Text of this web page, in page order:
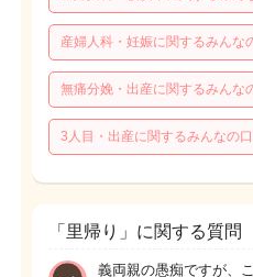
産婦人科・妊娠に関するみんな
無痛分娩・出産に関するみんな
3人目・出産に関するみんなの
「里帰り」に関する質問
義両親の愚痴ですが、